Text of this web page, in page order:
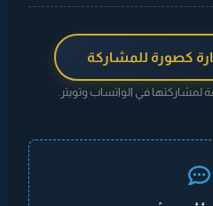
كصورة للمشاركة
في الواتساب وتويتر.